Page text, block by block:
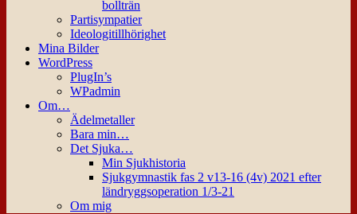
bollträn
Partisympatier
Ideologitillhörighet
Mina Bilder
WordPress
PlugIn’s
WPadmin
Om…
Ädelmetaller
Bara min…
Det Sjuka…
Min Sjukhistoria
Sjukgymnastik fas 2 v13-16 (4v) 2021 efter
ländryggsoperation 1/3-21
Om mig